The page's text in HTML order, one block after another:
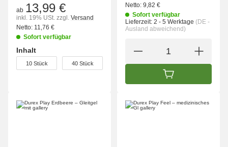
ab 13,99 €
inkl. 19% USt. zzgl. Versand
Netto: 11,76 €
Sofort verfügbar
Inhalt
wählen
10 Stück 40 Stück
Netto: 9,82 €
Sofort verfügbar
Lieferzeit: 2 - 5 Werktage (DE -
Ausland abweichend)
IN DEN